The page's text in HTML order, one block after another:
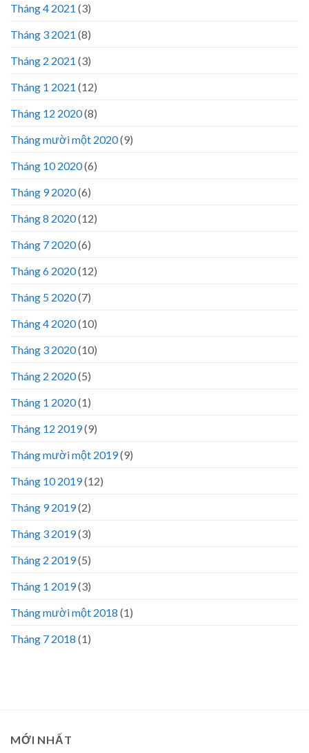
Tháng 4 2021 (3)
Tháng 3 2021 (8)
Tháng 2 2021 (3)
Tháng 1 2021 (12)
Tháng 12 2020(8)
Tháng mười một 2020(9)
Tháng 10 2020(6)
Tháng 9 2020(6)
Tháng 8 2020(12)
Tháng 7 2020(6)
Tháng 6 2020(12)
Tháng 5 2020(7)
Tháng 4 2020(10)
Tháng 3 2020(10)
Tháng 2 2020(5)
Tháng 1 2020(1)
Tháng 12 2019(9)
Tháng mười một 2019(9)
Tháng 10 2019(12)
Tháng 9 2019(2)
Tháng 3 2019(3)
Tháng 2 2019(5)
Tháng 1 2019(3)
Tháng mười một 2018 (1)
Tháng 7 2018 (1)
MỚI NHẤT